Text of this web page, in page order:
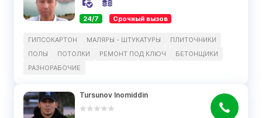
24/7 Срочный вызов
ГИПСОКАРТОН МАЛЯРЫ - ШТУКАТУРЫ
ПЛИТОЧНИКИ
ПОЛЫ
ПОТОЛКИ РЕМОНТ ПОД КЛЮЧ
БЕТОНЩИКИ
РАЗНОРАБОЧИЕ
Tursunov Inomiddin